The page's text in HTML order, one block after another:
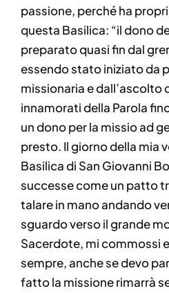
passione, perché ha
questa Basilica: “il dono
preparato quasi fin dal
essendo stato iniziato da
missionaria e dall’ascolto
innamorati della Parola
un dono per la missio ad
presto. Il giorno della mia
Basilica di San Giovanni
successe come un patto
talare in mano andando
sguardo verso il grande
Sacerdote, mi commossi
sempre, anche se devo
fatto la missione rimarrà